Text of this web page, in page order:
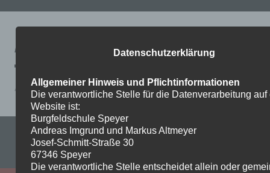
AUFGABEN-RELIGION1
Aufgaben-Religion1
Impressum & Datenschutzerklärung
WordPress-Theme: Dynamic News von ThemeZee.
Datenschutzerklärung
Allgemeiner Hinweis und Pflichtinformationen
Die verantwortliche Stelle für die Datenverarbeitung auf
Website ist:
Burgfeldschule Speyer
Andreas Imgrund und Markus Altmeyer
Josef-Schmitt-Straße 30
67346 Speyer
Die verantwortliche Stelle entscheidet allein oder